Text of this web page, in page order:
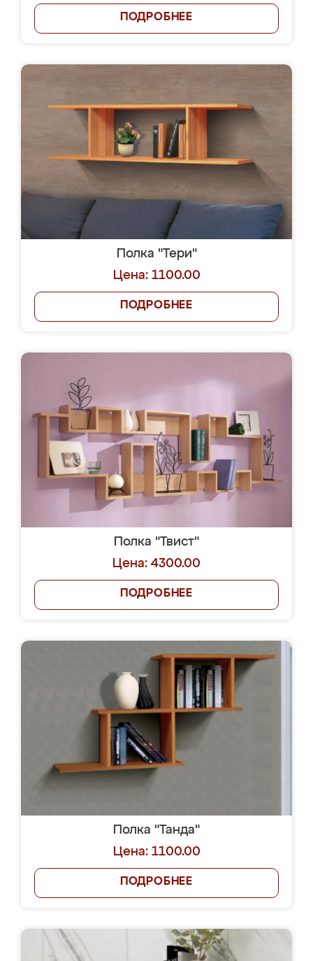
ПОДРОБНЕЕ
Полка "Тери"
Цена: 1100.00
ПОДРОБНЕЕ
Полка "Твист"
Цена: 4300.00
ПОДРОБНЕЕ
Полка "Танда"
Цена: 1100.00
ПОДРОБНЕЕ